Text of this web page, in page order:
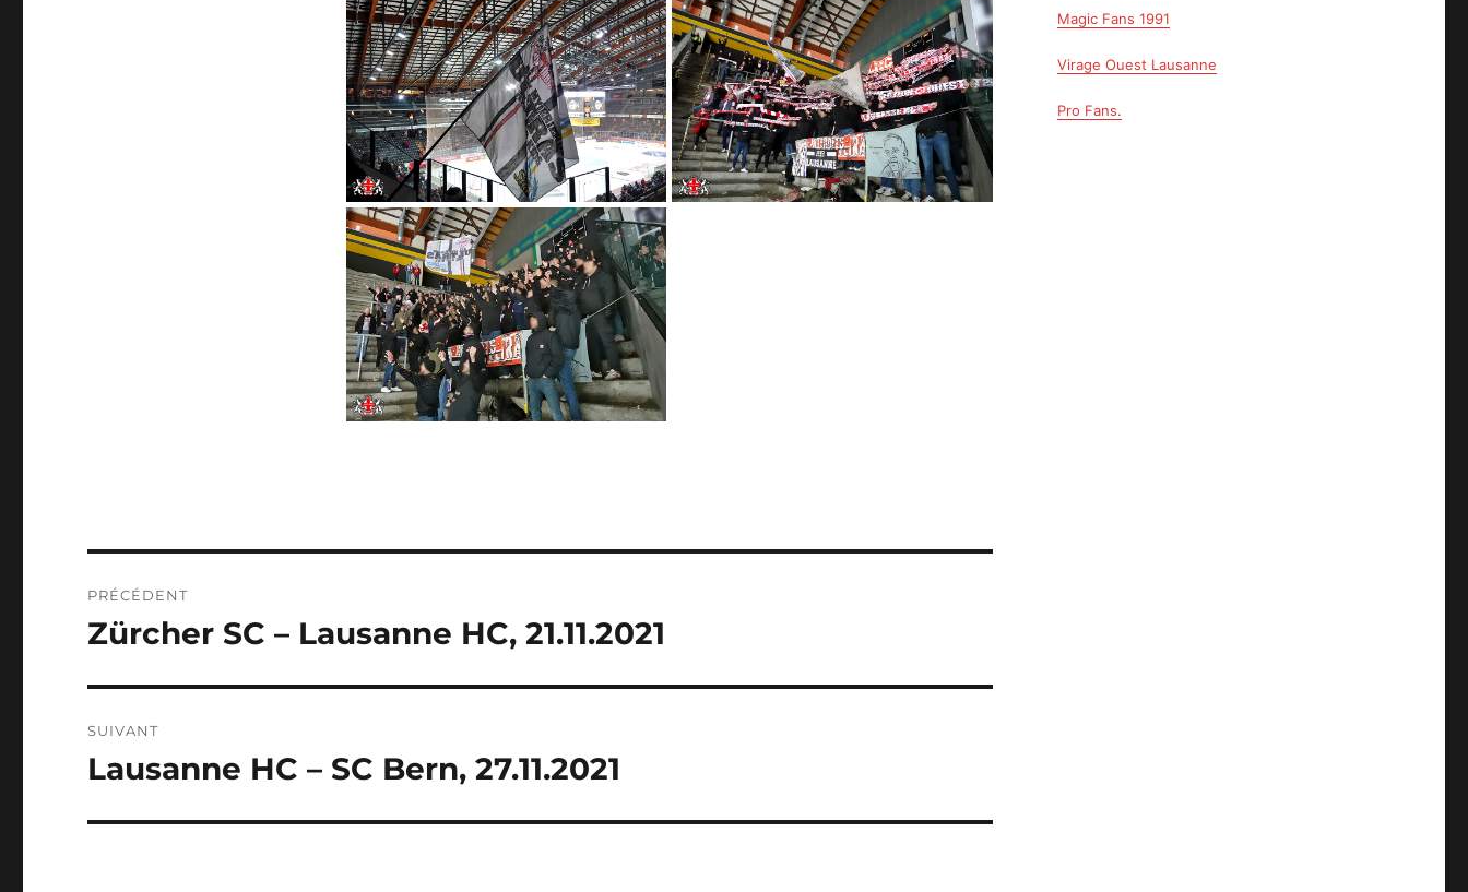
DE
PRÉCÉDENT
Publication
Zürcher SC – Lausanne HC, 21.11.2021
SUIVANT
Publication
Lausanne HC – SC Bern, 27.11.2021
Magic Fans 1991
Virage Ouest Lausanne
Pro Fans.